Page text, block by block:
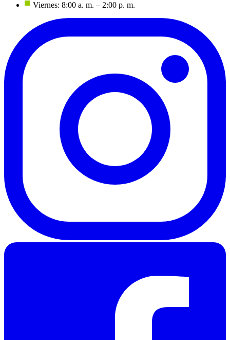
Viernes: 8:00 a. m. – 2:00 p. m.